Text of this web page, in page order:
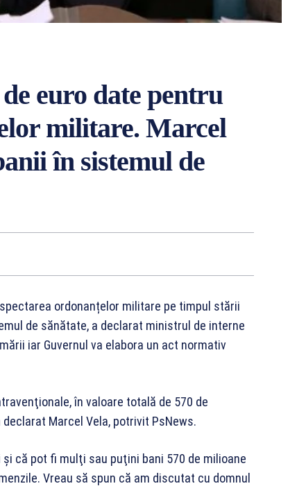
euro date pentru
militare. Marcel
în sistemul de
ordonanțelor militare pe timpul stării
de sănătate, a declarat ministrul de interne
iar Guvernul va elabora un act normativ
în valoare totală de 570 de
Marcel Vela, potrivit PsNews.
că pot fi mulţi sau puţini bani 570 de milioane
Vreau să spun că am discutat cu domnul